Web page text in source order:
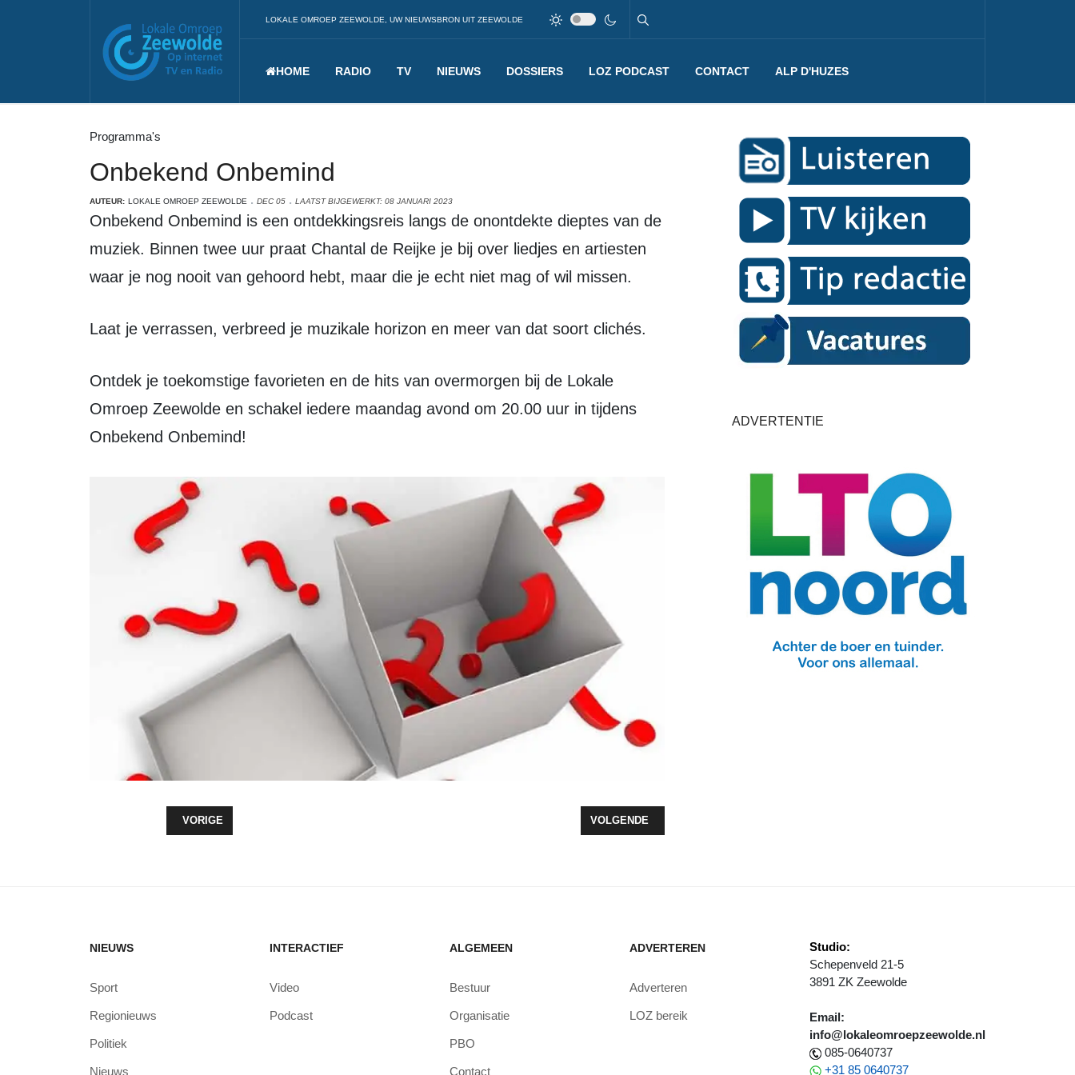
LOKALE OMROEP ZEEWOLDE, UW NIEUWSBRON UIT ZEEWOLDE
HOME RADIO TV NIEUWS DOSSIERS LOZ PODCAST CONTACT ALP D'HUZES
Programma's
Onbekend Onbemind
AUTEUR: LOKALE OMROEP ZEEWOLDE DEC 05 LAATST BIJGEWERKT: 08 JANUARI 2023
Onbekend Onbemind is een ontdekkingsreis langs de onontdekte dieptes van de
muziek. Binnen twee uur praat Chantal de Reijke je bij over liedjes en artiesten
waar je nog nooit van gehoord hebt, maar die je echt niet mag of wil missen.
Laat je verrassen, verbreed je muzikale horizon en meer van dat soort clichés.
Ontdek je toekomstige favorieten en de hits van overmorgen bij de Lokale
Omroep Zeewolde en schakel iedere maandag avond om 20.00 uur in tijdens
Onbekend Onbemind!
VORIG ARTIKEL: ZEEWOLDE KIEST
VORIGE VOLGENDE ARTIKEL: BLACK & BLUES
VOLGENDE
ADVERTENTIE
NIEUWS
Sport
Regionieuws
Politiek
Nieuws
INTERACTIEF
Video
Podcast
ALGEMEEN
Bestuur
Organisatie
PBO
Contact
ADVERTEREN
Adverteren
LOZ bereik
Studio:
Schepenveld 21-5
3891 ZK Zeewolde
Email:
info@lokaleomroepzeewolde.nl
085-0640737
+31 85 0640737